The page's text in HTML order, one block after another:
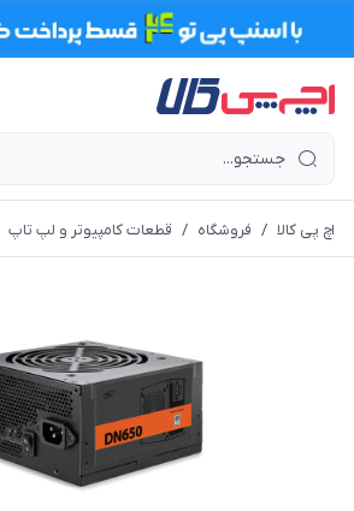
اچ پی کالا / فروشگاه / قطعات کامپیوتر و لپ تاپ